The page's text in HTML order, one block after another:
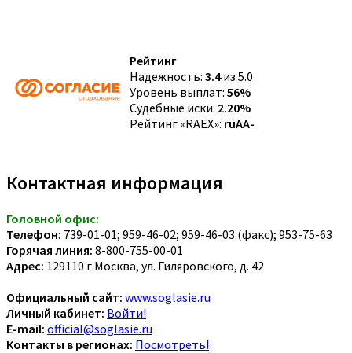
Рейтинг
Надежность: 3.4из 5.0
Уровень выплат: 56%
Судебные иски: 2.20%
Рейтинг «RAEX»: ruAA-
Контактная информация
Головной офис:
Телефон: 739-01-01; 959-46-02; 959-46-03 (факс); 953-75-63
Горячая линия: 8-800-755-00-01
Адрес: 129110 г.Москва, ул. Гиляровского, д. 42
Официальный сайт: www.soglasie.ru
Личный кабинет: Войти!
E-mail: official@soglasie.ru
Контакты в регионах: Посмотреть!